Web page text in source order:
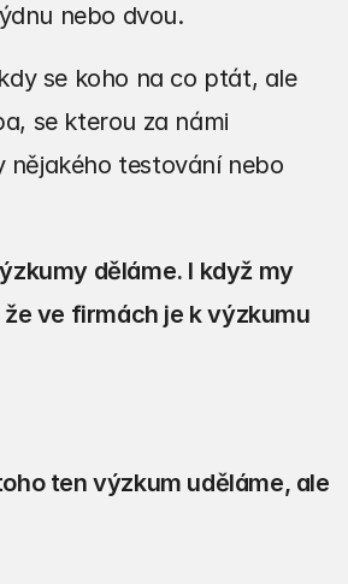
nebo dvou.
se koho na co ptát, ale
se kterou za námi
nějakého testování nebo
děláme. I když my
ve firmách je k výzkumu
ten výzkum uděláme, ale